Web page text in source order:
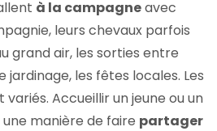
à la campagneavec
leurs chevaux parfois
grand air, les sorties entre
jardinage, les fêtes locales. Les
Accueillir un jeune ou un
manière de faire partager